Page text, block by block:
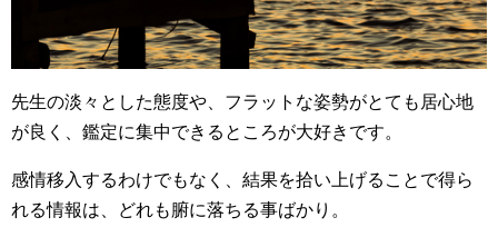
先生の淡々とした態度や、フラットな姿勢がとても居心地
が良く、鑑定に集中できるところが大好きです。
感情移入するわけでもなく、結果を拾い上げることで得ら
れる情報は、どれも腑に落ちる事ばかり。